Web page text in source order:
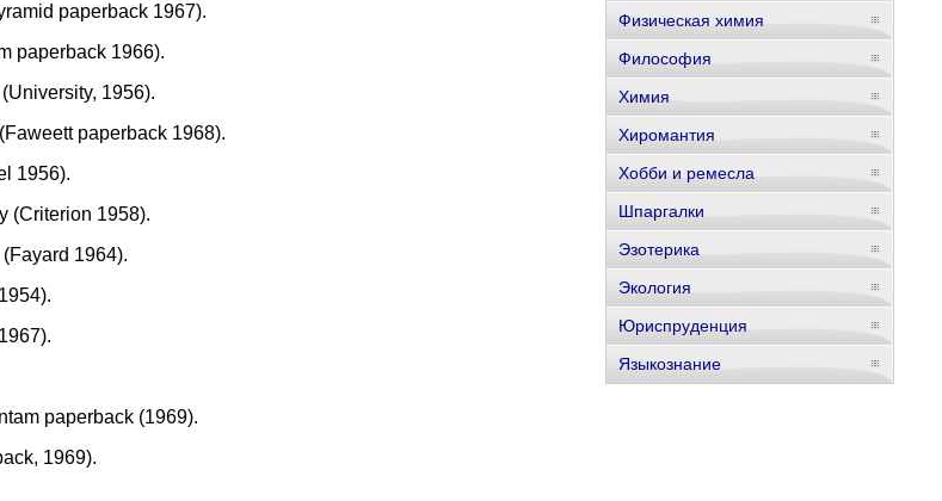
paperback 1967).
paperback 1966).
1956).
paperback 1968).
1956).
(Criterion 1958).
1964).
paperback (1969).
1969).
Физическая химия
Философия
Химия
Хиромантия
Хобби и ремесла
Шпаргалки
Эзотерика
Экология
Юриспруденция
Языкознание